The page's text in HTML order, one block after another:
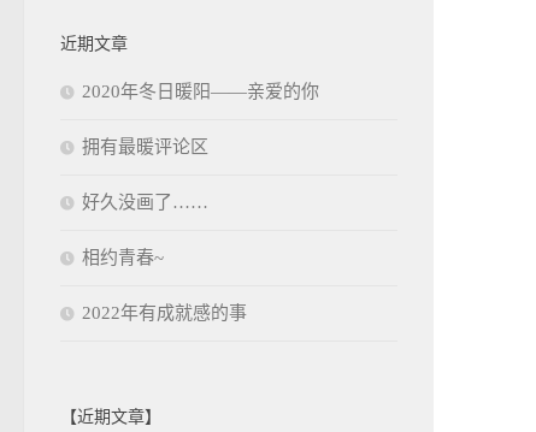
近期文章
2020年冬日暖阳——亲爱的你
拥有最暖评论区
好久没画了……
相约青春~
2022年有成就感的事
【近期文章】